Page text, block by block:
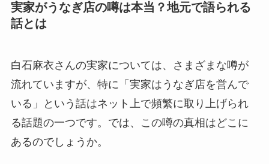
実家がうなぎ店の噂は本当？地元で語られる
話とは
白石麻衣さんの実家については、さまざまな噂が
流れていますが、特に「実家はうなぎ店を営んで
いる」という話はネット上で頻繁に取り上げられ
る話題の一つです。では、この噂の真相はどこに
あるのでしょうか。